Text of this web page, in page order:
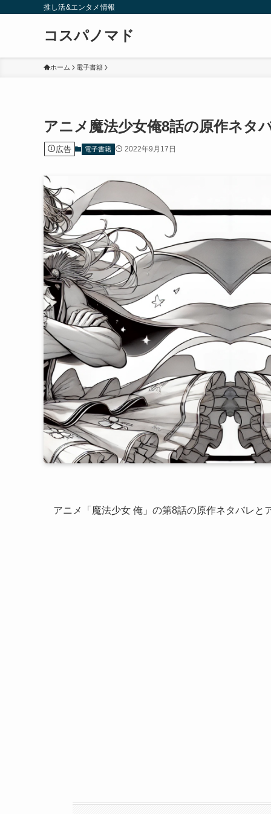
推し活&エンタメ情報
コスパノマド
ホーム 電子書籍
アニメ魔法少女俺8話の原作ネタ
広告 電子書籍 2022年9月17日
アニメ「魔法少女 俺」の第8話の原作ネタバレ